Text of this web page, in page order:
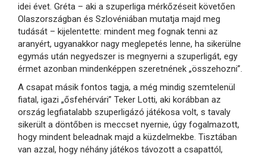
idei évet. Gréta – aki a szuperliga mérkőzéseit követően
Olaszországban és Szlovéniában mutatja majd meg
tudását – kijelentette: mindent meg fognak tenni az
aranyért, ugyanakkor nagy meglepetés lenne, ha sikerülne
egymás után negyedszer is megnyerni a szuperligát, egy
érmet azonban mindenképpen szeretnének „összehozni”.
A csapat másik fontos tagja, a még mindig szemtelenül
fiatal, igazi „ősfehérvári” Teker Lotti, aki korábban az
ország legfiatalabb szuperligázó játékosa volt, s tavaly
sikerült a döntőben is meccset nyernie, úgy fogalmazott,
hogy mindent beleadnak majd a küzdelmekbe. Tisztában
van azzal, hogy néhány játékos távozott a csapattól,